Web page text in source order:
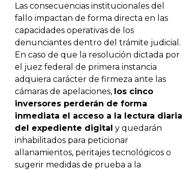
Las consecuencias institucionales del
fallo impactan de forma directa en las
capacidades operativas de los
denunciantes dentro del trámite judicial.
En caso de que la resolución dictada por
el juez federal de primera instancia
adquiera carácter de firmeza ante las
cámaras de apelaciones, los cinco
inversores perderán de forma
inmediata el acceso a la lectura diaria
del expediente digital y quedarán
inhabilitados para peticionar
allanamientos, peritajes tecnológicos o
sugerir medidas de prueba a la